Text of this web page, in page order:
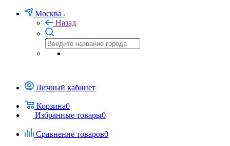
Москва
Назад
Личный кабинет
Корзина0
Избранные товары0
Сравнение товаров0